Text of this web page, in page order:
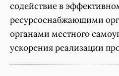
содействие в
ресурсоснабжающими
органами местного
ускорения реализации